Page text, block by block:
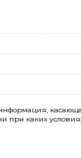
при каких